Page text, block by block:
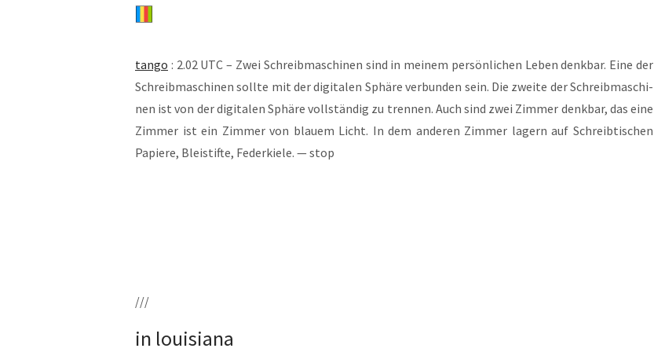
tan­go : 2.02 UTC – Zwei Schreib­ma­schi­nen sind in mei­nem per­sön­li­chen Leben denk­bar. Eine der
Schreib­ma­schi­nen soll­te mit der digi­ta­len Sphä­re ver­bun­den sein. Die zwei­te der Schreib­ma­schi­
nen ist von der digi­ta­len Sphä­re voll­stän­dig zu tren­nen. Auch sind zwei Zim­mer denk­bar, das eine
Zim­mer ist ein Zim­mer von blau­em Licht. In dem ande­ren Zim­mer lagern auf Schreib­ti­schen
Papie­re, Blei­stif­te, Feder­kie­le. — stop
///
in louisiana